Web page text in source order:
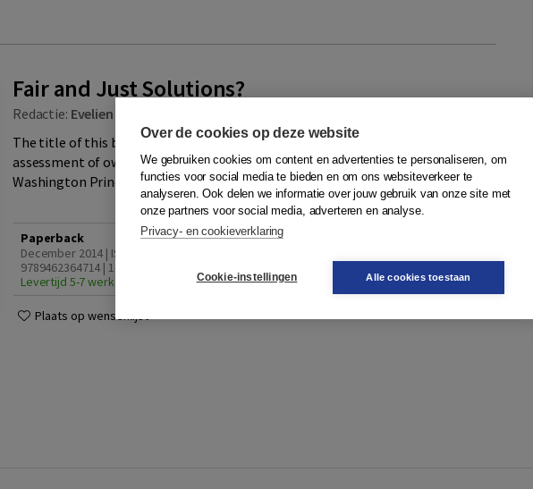
Fair and Just Solutions?
Redactie: Evelien Campfens
The title of this book, Fair and Just Solutions?, refers to the norm for the
assessment of ownership claims to Nazi-looted art as codified in the so-called
Washington Principles in 1998: If the pre...Meer
Paperback
December 2014 | ISBN
9789462364714 | 1e druk
Levertijd 5-7 werkdagen
In winkelwagen
Plaats op wensenlijst
Over de cookies op deze website
We gebruiken cookies om content en advertenties te personaliseren, om
functies voor social media te bieden en om ons websiteverkeer te
analyseren. Ook delen we informatie over jouw gebruik van onze site met
onze partners voor social media, adverteren en analyse.
Privacy- en cookieverklaring
Cookie-instellingen Alle cookies toestaan